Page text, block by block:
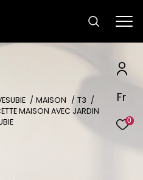
Fr
0
MAISON
T3
MAISON AVEC JARDIN